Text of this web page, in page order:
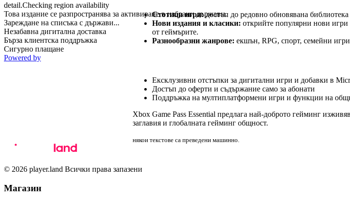
Стотици игри:достъп до редовно обновявана библиотека
Нови издания и класики: открийте популярни нови игри
от геймърите.
Разнообразни жанрове: екшън, RPG, спорт, семейни
Ексклузивни отстъпки за дигитални игри и добавки в
Достъп до оферти и съдържание само за абонати
Поддръжка на мултиплатформени игри и функции на
Xbox Game Pass Essential предлага най-доброто гейминг
заглавия и глобалната гейминг общност.
някои текстове са преведени машинно.
detail.Checking region availability
Това издание се разпространява за активиране в избрани държави.
Зареждане на списъка с държави...
Незабавна дигитална доставка
Бърза клиентска поддръжка
Сигурно плащане
Powered by
© 2026 player.land Всички права запазени
Магазин